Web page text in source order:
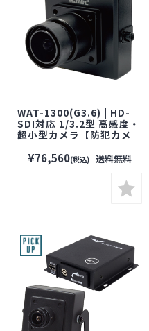
WAT-1300(G3.6) | HD-
SDI対応 1/3.2型 高感度・
超小型カメラ【防犯カメ
型カメラ】【セキュリティ
ーカメラ】【WATEC】
¥76,560(税込) 送料無料